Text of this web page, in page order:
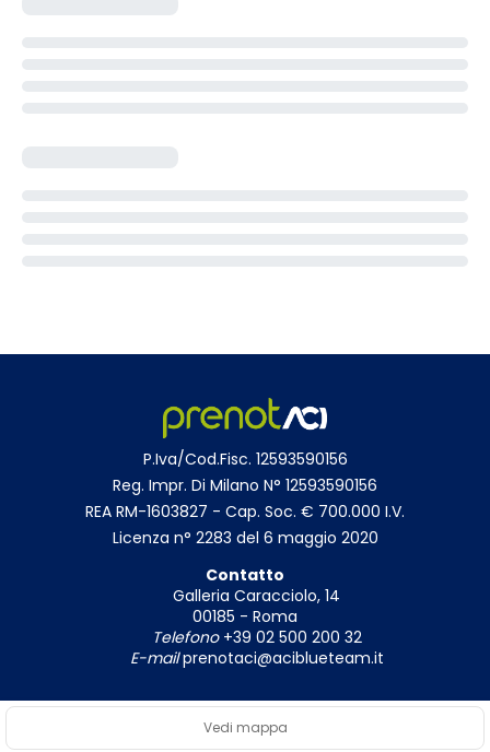
Vedi mappa
P.Iva/Cod.Fisc. 12593590156
Reg. Impr. Di Milano N° 12593590156
REA RM-1603827 - Cap. Soc. € 700.000 I.V.
Licenza n° 2283 del 6 maggio 2020
Contatto
Galleria Caracciolo, 14
00185 - Roma
Telefono+39 02 500 200 32
E-mailprenotaci@aciblueteam.it
© Copyright 2026 |Privacy Policy